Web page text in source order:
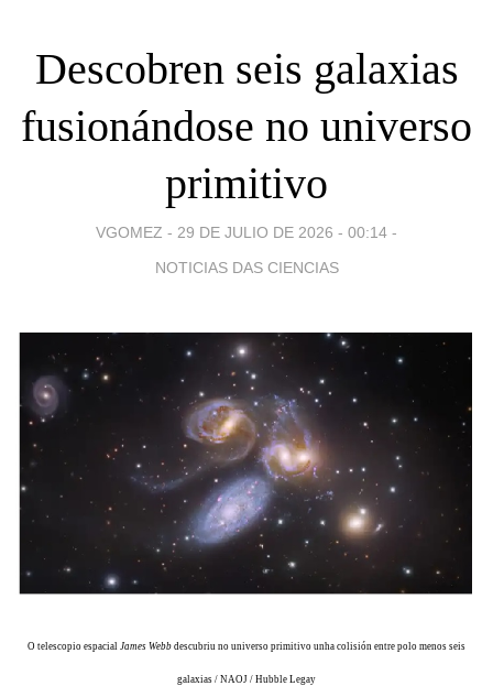
Descobren seis galaxias
fusionándose no universo
primitivo
VGOMEZ - 29 DE JULIO DE 2026 - 00:14 -
NOTICIAS DAS CIENCIAS
O telescopio espacial James Webb descubriu no universo primitivo unha colisión entre polo menos seis
galaxias / NAOJ / Hubble Legay